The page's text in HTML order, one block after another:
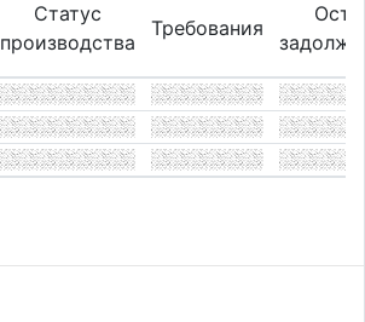
Статус
производства
Требования